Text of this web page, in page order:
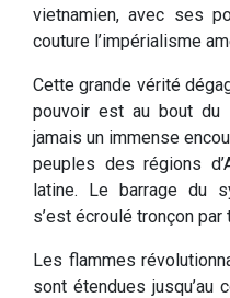
vietnamien, avec ses
couture l’impérialisme
Cette grande vérité
pouvoir est au bout
jamais un immense
peuples des régions
latine. Le barrage du
s’est écroulé tronçon par
Les flammes
sont étendues jusqu’au